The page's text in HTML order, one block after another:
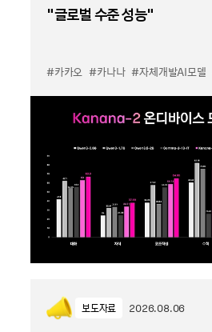
“글로벌 수준 성능”
#카카오 #카나나 #자체개발AI모델
보도자료 2026.08.06